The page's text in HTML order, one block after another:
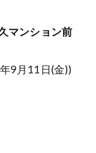
マンション前
9月11日(金))